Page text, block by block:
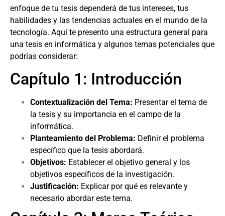
enfoque de tu tesis dependerá de tus intereses, tus
habilidades y las tendencias actuales en el mundo de la
tecnología. Aquí te presento una estructura general para
una tesis en informática y algunos temas potenciales que
podrías considerar:
Capítulo 1: Introducción
Contextualización del Tema: Presentar el tema de
la tesis y su importancia en el campo de la
informática.
Planteamiento del Problema: Definir el problema
específico que la tesis abordará.
Objetivos: Establecer el objetivo general y los
objetivos específicos de la investigación.
Justificación: Explicar por qué es relevante y
necesario abordar este tema.